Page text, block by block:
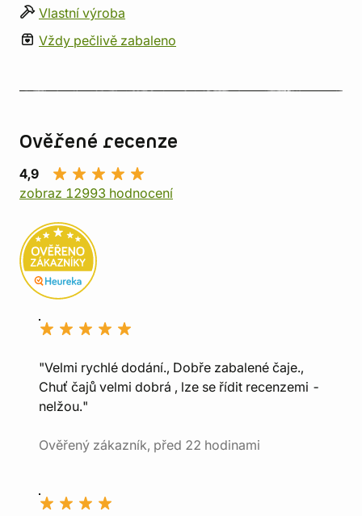
Vlastní výroba
Vždy pečlivě zabaleno
Ověřené recenze
4,9
zobraz 12993 hodnocení
"Velmi rychlé dodání., Dobře zabalené čaje.,
Chuť čajů velmi dobrá , lze se řídit recenzemi -
nelžou."
Ověřený zákazník, před 22 hodinami